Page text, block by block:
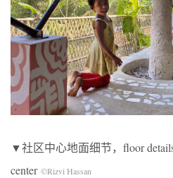
▼社区中心地面细节，floor
center ©Rizvi Hassan